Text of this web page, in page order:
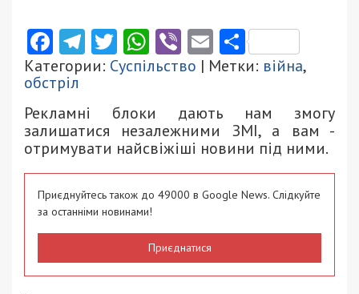
Facebook
Telegram
Twitter
WhatsApp
ViberEmail
Категории: Суспільство | Метки: війна,
обстріл
Рекламні блоки дають нам змогу
залишатися незалежними ЗМІ, а вам -
отримувати найсвіжіші новини під ними.
Приєднуйтесь також до 49000 в Google News. Слідкуйте
за останніми новинами!
Приєднатися